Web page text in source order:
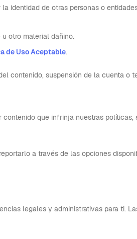
identidad de otras personas o
otro material dañino.
de Uso Aceptable.
contenido, suspensión de la cuenta o
que infrinja nuestras
a través de las opciones
legales y administrativas para ti.